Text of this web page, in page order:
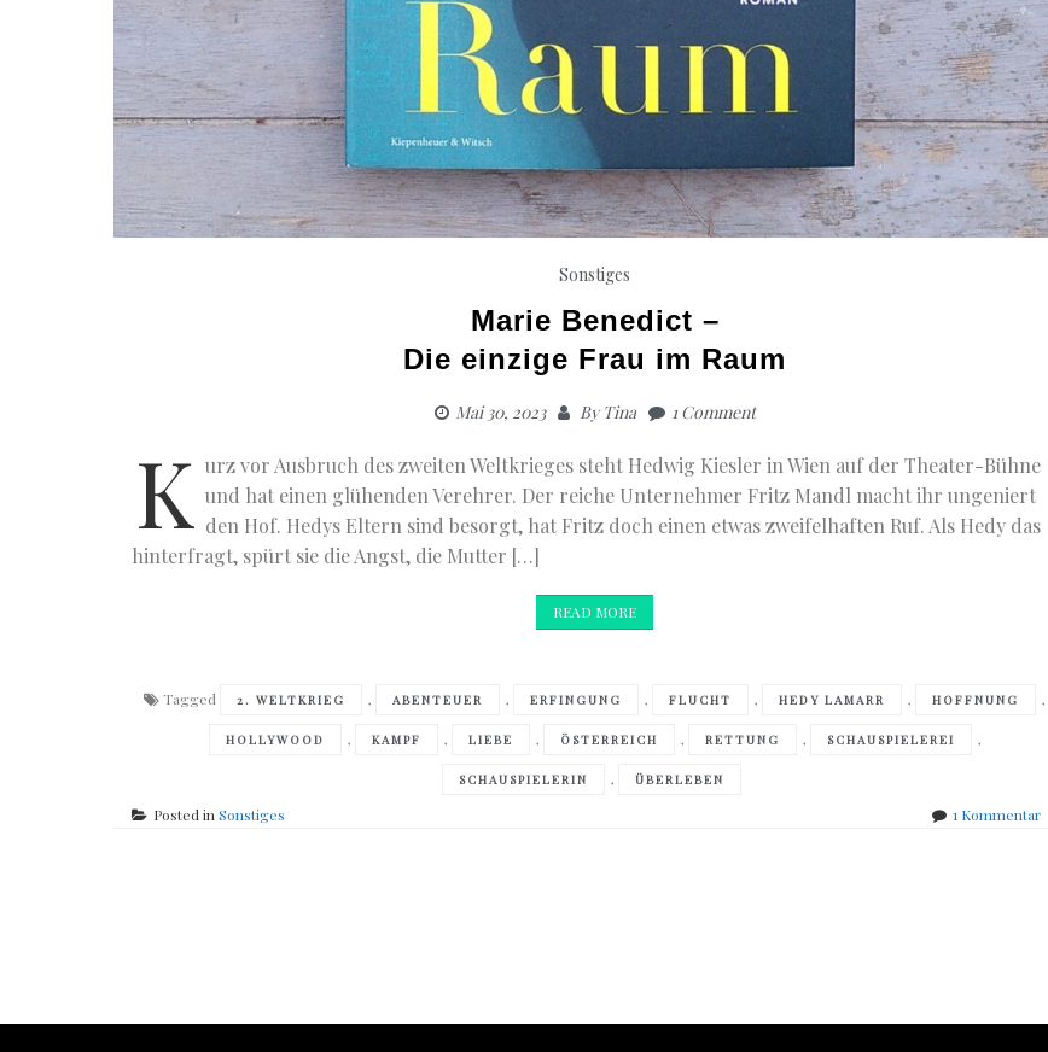
Sonstiges
Marie Benedict –
Die einzige Frau im Raum
Mai 30, 2023 ByTina 1 Comment
K urz vor Ausbruch des zweiten Weltkrieges steht Hedwig Kiesler in Wien auf der Theater-Bühne
und hat einen glühenden Verehrer. Der reiche Unternehmer Fritz Mandl macht ihr ungeniert
den Hof. Hedys Eltern sind besorgt, hat Fritz doch einen etwas zweifelhaften Ruf. Als Hedy das
hinterfragt, spürt sie die Angst, die Mutter […]
READ MORE
Tagged 2. WELTKRIEG , ABENTEUER , ERFINGUNG , FLUCHT , HEDY LAMARR , HOFFNUNG ,
HOLLYWOOD , KAMPF , LIEBE , ÖSTERREICH , RETTUNG , SCHAUSPIELEREI ,
SCHAUSPIELERIN , ÜBERLEBEN
Posted inSonstiges 1 Kommentarzu